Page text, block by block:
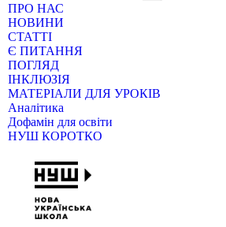
ПРО НАС
НОВИНИ
СТАТТІ
Є ПИТАННЯ
ПОГЛЯД
ІНКЛЮЗІЯ
МАТЕРІАЛИ ДЛЯ УРОКІВ
Аналітика
Дофамін для освіти
НУШ КОРОТКО